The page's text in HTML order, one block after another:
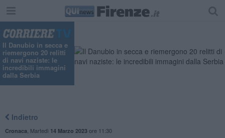
Il Danubio in secca e
riemergono 20 relitti
di navi naziste: le
incredibili immagini
dalla Serbia
Indietro
Cronaca Martedì 14 Marzo 2023ore 11:30